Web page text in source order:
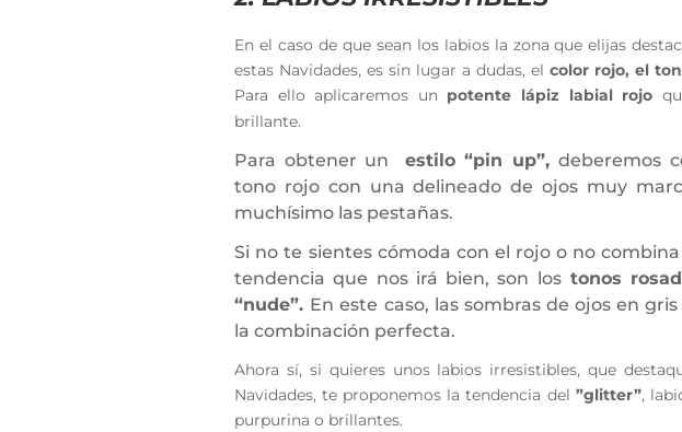
En el caso de que sean los labios la zona que elijas
estas Navidades, es sin lugar a dudas, elcolor rojo, el
Para ello aplicaremos un potente lápiz labial rojo
brillante.
Para obtener un estilo “pin up”,deberemos
tono rojo con una delineado de ojos muy
muchísimo las pestañas.
Si no te sientes cómoda con el rojo o no
tendencia que nos irá bien, son lostonos
“nude”. En este caso, las sombras de ojos en
la combinación perfecta.
Ahora sí, si quieres unos labios irresistibles, que
Navidades, te proponemos la tendencia del ”glitter”,
purpurina o brillantes.